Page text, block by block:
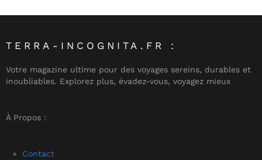
TERRA-INCOGNITA.FR :
Votre magazine ultime pour des voyages sereins, durables et
inoubliables. Explorez plus, évadez-vous, voyagez mieux
À Propos :
Contact